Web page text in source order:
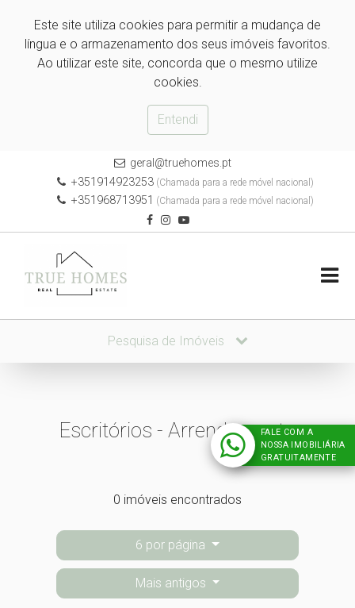
Este site utiliza cookies para permitir a mudança de
língua e o armazenamento dos seus imóveis favoritos.
Ao utilizar este site, concorda que o mesmo utilize
cookies.
Entendi
geral@truehomes.pt
+351914923253 (Chamada para a rede móvel nacional)
+351968713951 (Chamada para a rede móvel nacional)
Pesquisa de Imóveis
Escritórios - Arrendamento
0 imóveis encontrados
6 por página
Mais antigos
FALE COM A
NOSSA IMOBILIÁRIA
GRATUITAMENTE